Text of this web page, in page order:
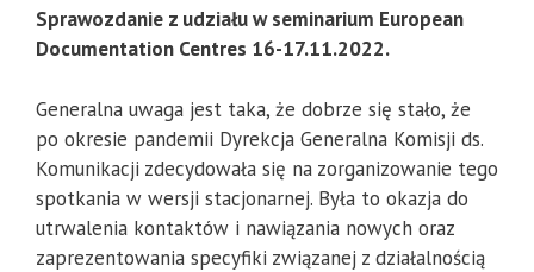
Sprawozdanie z udziału w seminarium European
Documentation Centres 16-17.11.2022.
Generalna uwaga jest taka, że dobrze się stało, że
po okresie pandemii Dyrekcja Generalna Komisji ds.
Komunikacji zdecydowała się na zorganizowanie tego
spotkania w wersji stacjonarnej. Była to okazja do
utrwalenia kontaktów i nawiązania nowych oraz
zaprezentowania specyfiki związanej z działalnością